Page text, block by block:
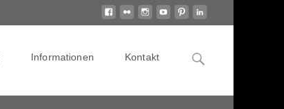
Informationen Kontakt
Search